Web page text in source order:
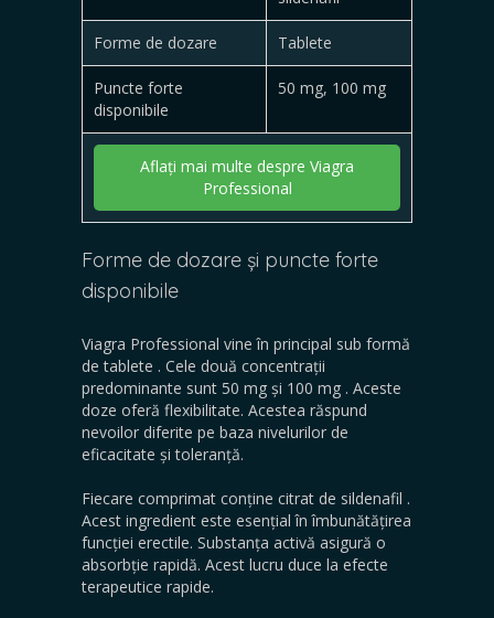
Forme de dozare Tablete
Puncte forte
disponibile
50 mg, 100 mg
Aflați mai multe despre Viagra
Professional
Forme de dozare și puncte forte
disponibile
Viagra Professional vine în principal sub formă
de tablete . Cele două concentrații
predominante sunt 50 mg și 100 mg . Aceste
doze oferă flexibilitate. Acestea răspund
nevoilor diferite pe baza nivelurilor de
eficacitate și toleranță.
Fiecare comprimat conține citrat de sildenafil .
Acest ingredient este esențial în îmbunătățirea
funcției erectile. Substanța activă asigură o
absorbție rapidă. Acest lucru duce la efecte
terapeutice rapide.